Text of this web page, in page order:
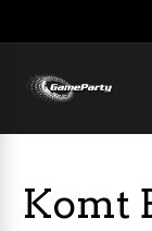
Komt